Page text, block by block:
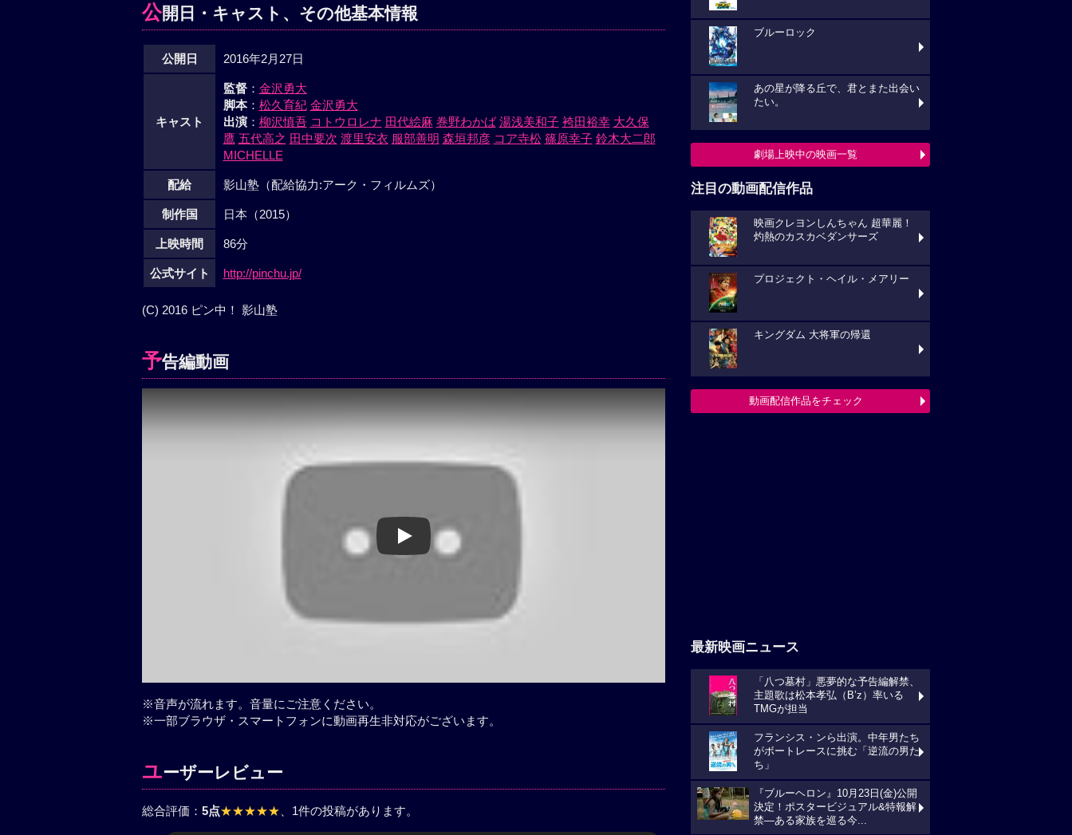
公開日・キャスト、その他基本情報
公開日 2016年2月27日
キャスト
監督： 金沢勇大
脚本： 松久育紀 金沢勇大
出演： 柳沢慎吾 コトウロレナ 田代絵麻 巻野わかば 湯浅美和子 袴田裕幸 大久保
鷹 五代高之 田中要次 渡里安衣 服部善明 森垣邦彦 コア寺松 篠原幸子 鈴木大二郎
MICHELLE
配給 影山塾（配給協力:アーク・フィルムズ）
制作国 日本（2015）
上映時間 86分
公式サイト http://pinchu.jp/
(C) 2016 ピン中！ 影山塾
予告編動画
Play
※音声が流れます。音量にご注意ください。
※一部ブラウザ・スマートフォンに動画再生非対応がございます。
ユーザーレビュー
総合評価： 5点★★★★★ 、1件の投稿があります。
ブルーロック
あの星が降る丘で、君とまた出会い
たい。
劇場上映中の映画一覧
注目の動画配信作品
映画クレヨンしんちゃん 超華麗！
灼熱のカスカベダンサーズ
プロジェクト・ヘイル・メアリー
キングダム 大将軍の帰還
動画配信作品をチェック
最新映画ニュース
「八つ墓村」悪夢的な予告編解禁、
主題歌は松本孝弘（B’z）率いる
TMGが担当
フランシス・ンら出演。中年男たち
がボートレースに挑む「逆流の男た
ち」
『ブルーヘロン』10月23日(金)公開
決定！ポスタービジュアル&特報解
禁―ある家族を巡る今...